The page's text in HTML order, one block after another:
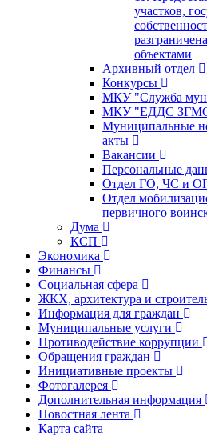
участков,
объектами
Архивный отдел
Конкурсы
МКУ "Служба
МКУ "ЕДДС
Муниципальные
акты
Вакансии
Персональные
Отдел ГО, ЧС и
Отдел
первичного
Дума
КСП
Экономика
Финансы
Социальная сфера
ЖКХ, архитектура и
Информация для граждан
Муниципальные услуги
Противодействие коррупции
Обращения граждан
Инициативные проекты
Фотогалерея
Дополнительная информация
Новостная лента
Карта сайта